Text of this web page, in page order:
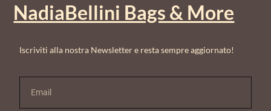
NadiaBellini Bags & More
Iscriviti alla nostra Newsletter e resta sempre aggiornato!